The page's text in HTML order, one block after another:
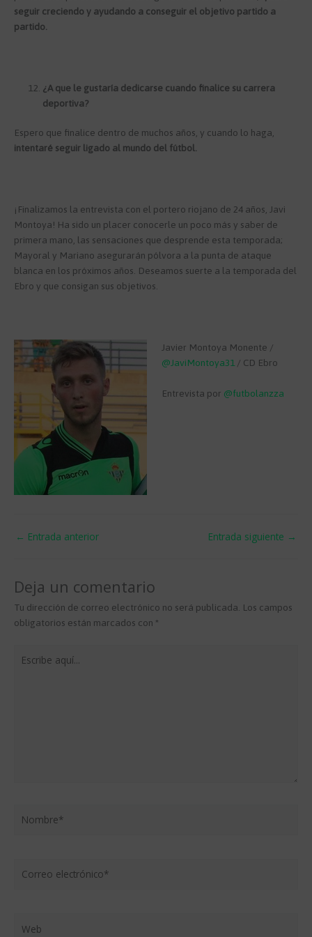
seguir creciendo y ayudando a conseguir el objetivo partido a
partido.
¿A que le gustaría dedicarse cuando finalice su carrera
deportiva?
Espero que finalice dentro de muchos años, y cuando lo haga,
intentaré seguir ligado al mundo del fútbol.
¡Finalizamos la entrevista con el portero riojano de 24 años, Javi
Montoya! Ha sido un placer conocerle un poco más y saber de
primera mano, las sensaciones que desprende esta temporada;
Mayoral y Mariano asegurarán pólvora a la punta de ataque
blanca en los próximos años. Deseamos suerte a la temporada del
Ebro y que consigan sus objetivos.
Javier Montoya Monente /
@JaviMontoya31 / CD Ebro
Entrevista por @futbolanzza
← Entrada anterior Entrada siguiente →
Deja un comentario
Tu dirección de correo electrónico no será publicada. Los campos
obligatorios están marcados con *
aquí...
electrónico*